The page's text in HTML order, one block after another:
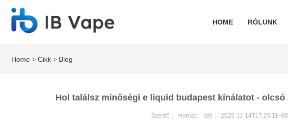
HOME RÓLUNK
Home >Cikk > Blog
Hol találsz minőségi e liquid budapest kínálatot -
Szerző： Honlap Idő： 2025-11-